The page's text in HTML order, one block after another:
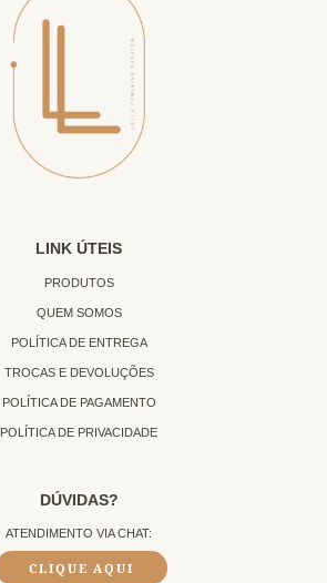
LINK ÚTEIS
PRODUTOS
QUEM SOMOS
POLÍTICA DE ENTREGA
TROCAS E DEVOLUÇÕES
POLÍTICA DE PAGAMENTO
POLÍTICA DE PRIVACIDADE
DÚVIDAS?
ATENDIMENTO VIA CHAT:
CLIQUE AQUI